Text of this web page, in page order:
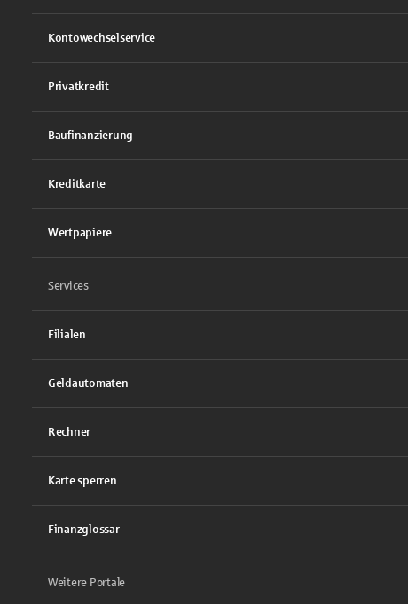
Kontowechselservice
Privatkredit
Baufinanzierung
Kreditkarte
Wertpapiere
Services
Filialen
Geldautomaten
Rechner
Karte sperren
Finanzglossar
Weitere Portale